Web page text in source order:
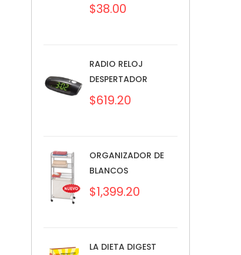
$38.00
RADIO RELOJ
DESPERTADOR
$619.20
ORGANIZADOR DE
BLANCOS
$1,399.20
LA DIETA DIGEST